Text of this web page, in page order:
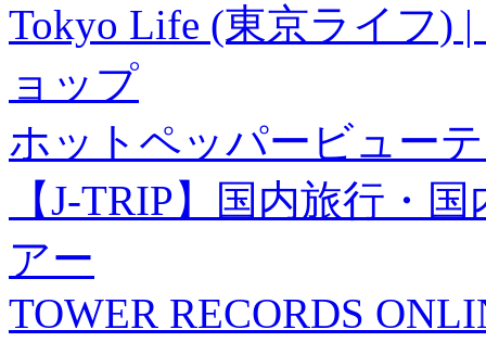
Tokyo Life (東京ライフ)
ョップ
ホットペッパービュー
【J-TRIP】国内旅行・
アー
TOWER RECORDS